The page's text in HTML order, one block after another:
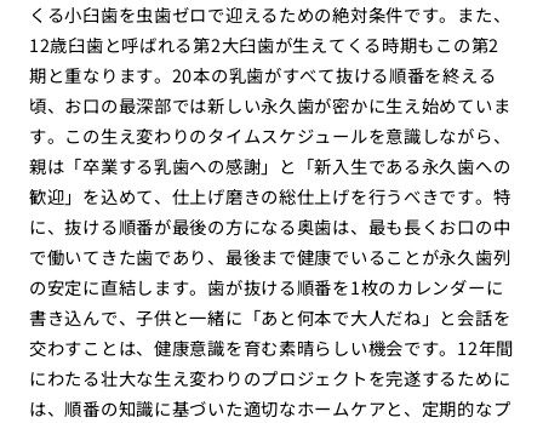
くる小臼歯を虫歯ゼロで迎えるための絶対条件です。また、
12歳臼歯と呼ばれる第2大臼歯が生えてくる時期もこの第2
期と重なります。20本の乳歯がすべて抜ける順番を終える
頃、お口の最深部では新しい永久歯が密かに生え始めていま
す。この生え変わりのタイムスケジュールを意識しながら、
親は「卒業する乳歯への感謝」と「新入生である永久歯への
歓迎」を込めて、仕上げ磨きの総仕上げを行うべきです。特
に、抜ける順番が最後の方になる奥歯は、最も長くお口の中
で働いてきた歯であり、最後まで健康でいることが永久歯列
の安定に直結します。歯が抜ける順番を1枚のカレンダーに
書き込んで、子供と一緒に「あと何本で大人だね」と会話を
交わすことは、健康意識を育む素晴らしい機会です。12年間
にわたる壮大な生え変わりのプロジェクトを完遂するために
は、順番の知識に基づいた適切なホームケアと、定期的なプ